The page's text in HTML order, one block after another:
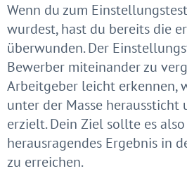
Wenn du zum
wurdest, hast du bereits die
überwunden. Der
Bewerber miteinander zu
Arbeitgeber leicht erkennen,
unter der Masse heraussticht
erzielt. Dein Ziel sollte es also
herausragendes Ergebnis in
zu erreichen.